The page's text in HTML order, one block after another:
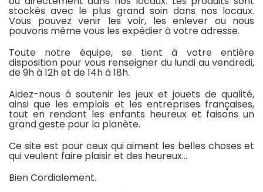
stockés avec le plus grand soin dans nos locaux.
Vous pouvez venir les voir, les enlever ou nous
pouvons même vous les expédier à votre adresse.
Toute notre équipe, se tient à votre entière
disposition pour vous renseigner du lundi au vendredi,
de 9h à 12h et de 14h à 18h.
Aidez-nous à soutenir les jeux et jouets de qualité,
ainsi que les emplois et les entreprises françaises,
tout en rendant les enfants heureux et faisons un
grand geste pour la planète.
Ce site est pour ceux qui aiment les belles choses et
qui veulent faire plaisir et des heureux…
Bien Cordialement.